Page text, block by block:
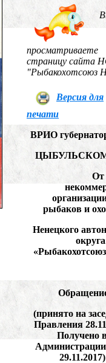
просматриваете
страницу сайта
"Рыбакохотсоюз
Версия для
печати
ВРИО
От
рыбаков и
Ненецкого
(принято на
Правления
Получено
29.11.2017)